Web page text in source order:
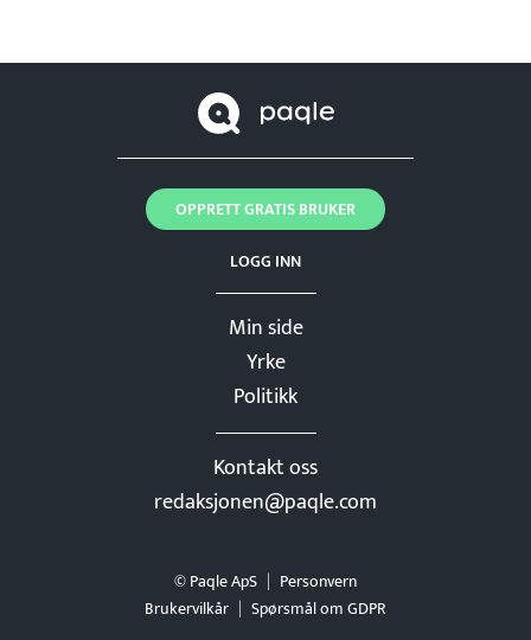
Min side
Yrke
Politikk
Kontakt oss
redaksjonen@paqle.com
LOGG INN
OPPRETT GRATIS BRUKER
© Paqle ApS
Personvern
Brukervilkår
Spørsmål om GDPR